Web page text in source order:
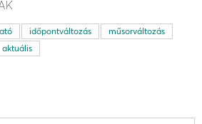
időpontváltozás
műsorváltozás
aktuális